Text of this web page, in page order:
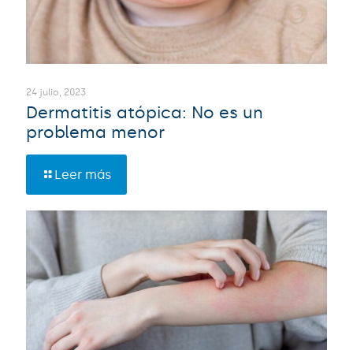
24 julio, 2023
Dermatitis atópica: No es un
problema menor
Leer más